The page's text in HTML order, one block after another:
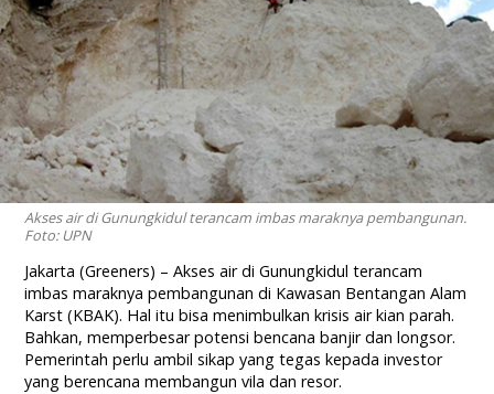
Akses air di Gunungkidul terancam imbas maraknya pembangunan.
Foto: UPN
Jakarta (Greeners) – Akses air di Gunungkidul terancam
imbas maraknya pembangunan di Kawasan Bentangan Alam
Karst (KBAK). Hal itu bisa menimbulkan krisis air kian parah.
Bahkan, memperbesar potensi bencana banjir dan longsor.
Pemerintah perlu ambil sikap yang tegas kepada investor
yang berencana membangun vila dan resor.